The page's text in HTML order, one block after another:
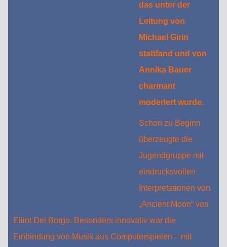
das unter der
Leitung von
Michael Girin
stattfand und von
Annika Bauer
charmant
moderiert wurde.
Schon zu Beginn
überzeugte die
Jugendgruppe mit
eindrucksvollen
Interpretationen von
„Ancient Moon“ von
Elliot Del Borgo. Besonders innovativ war die
Einbindung von Musik aus Computerspielen – mit